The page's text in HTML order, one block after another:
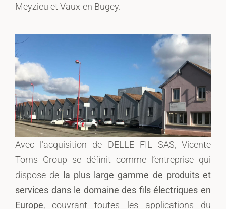
Meyzieu et Vaux-en Bugey.
Avec l’acquisition de DELLE FIL SAS, Vicente
Torns Group se définit comme l’entreprise qui
dispose de
la plus large gamme de produits et
services dans le domaine des fils électriques en
Europe, couvrant toutes les applications du